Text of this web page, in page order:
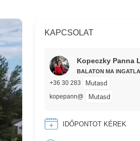
KAPCSOLAT
Kopeczky Panna
BALATON MA
+36 30 283 Mutasd
kopepann@ Mutasd
IDŐPONTOT KÉREK